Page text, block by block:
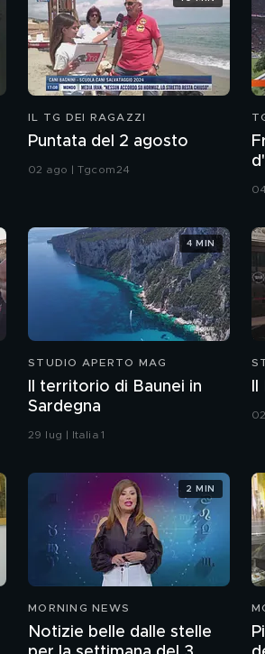
IL TG DEI RAGAZZI
Puntata del 2 agosto
02 ago | Tgcom24
STUDIO APERTO MAG
Il territorio di Baunei in
Sardegna
29 lug | Italia 1
4 MIN
MORNING NEWS
Notizie belle dalle stelle
2 MIN